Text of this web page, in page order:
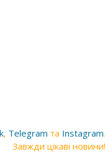
, Telegram та Instagram.
Завжди цікаві новини!